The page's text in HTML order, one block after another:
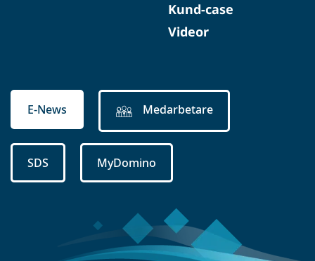
Kund-case
Videor
E-News Medarbetare
SDS MyDomino